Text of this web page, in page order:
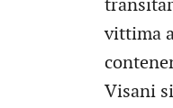
vittima
Visani